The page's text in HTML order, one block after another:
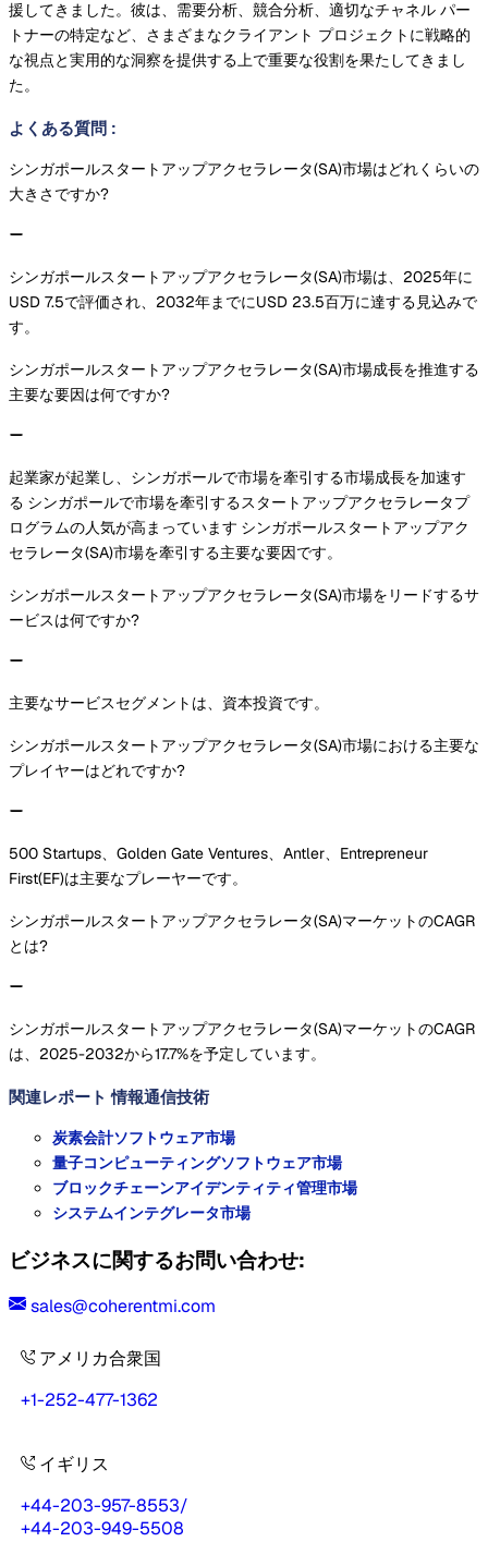
援してきました。彼は、需要分析、競合分析、適切なチャネル パー
トナーの特定など、さまざまなクライアント プロジェクトに戦略的
な視点と実用的な洞察を提供する上で重要な役割を果たしてきまし
た。
よくある質問 :
シンガポールスタートアップアクセラレータ(SA)市場はどれくらいの
大きさですか?
シンガポールスタートアップアクセラレータ(SA)市場は、2025年に
USD 7.5で評価され、2032年までにUSD 23.5百万に達する見込みで
す。
シンガポールスタートアップアクセラレータ(SA)市場成長を推進する
主要な要因は何ですか?
起業家が起業し、シンガポールで市場を牽引する市場成長を加速す
る シンガポールで市場を牽引するスタートアップアクセラレータプ
ログラムの人気が高まっています シンガポールスタートアップアク
セラレータ(SA)市場を牽引する主要な要因です。
シンガポールスタートアップアクセラレータ(SA)市場をリードするサ
ービスは何ですか?
主要なサービスセグメントは、資本投資です。
シンガポールスタートアップアクセラレータ(SA)市場における主要な
プレイヤーはどれですか?
500 Startups、Golden Gate Ventures、Antler、Entrepreneur
First(EF)は主要なプレーヤーです。
シンガポールスタートアップアクセラレータ(SA)マーケットのCAGR
とは?
シンガポールスタートアップアクセラレータ(SA)マーケットのCAGR
は、2025-2032から17.7%を予定しています。
関連レポート 情報通信技術
炭素会計ソフトウェア市場
量子コンピューティングソフトウェア市場
ブロックチェーンアイデンティティ管理市場
システムインテグレータ市場
ビジネスに関するお問い合わせ:
sales@coherentmi.com
アメリカ合衆国
+1-252-477-1362
イギリス
+44-203-957-8553/
+44-203-949-5508